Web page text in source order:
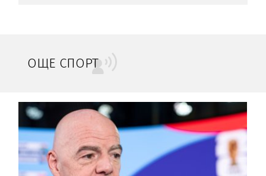
ОЩЕ СПОРТ